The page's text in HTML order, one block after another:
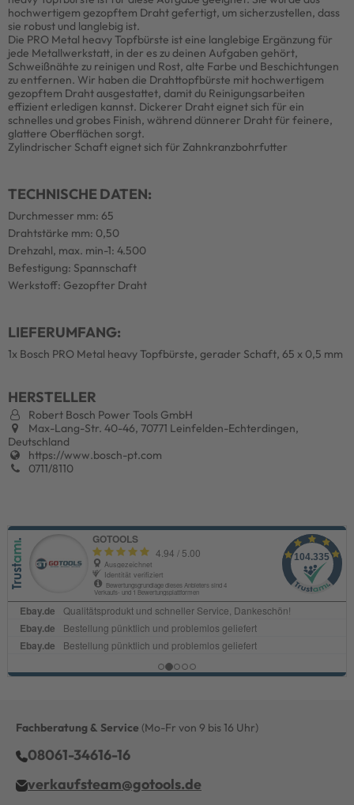
hochwertigem gezopftem Draht gefertigt, um sicherzustellen, dass
sie robust und langlebig ist.
Die PRO Metal heavy Topfbürste ist eine langlebige Ergänzung für
jede Metallwerkstatt, in der es zu deinen Aufgaben gehört,
Schweißnähte zu reinigen und Rost, alte Farbe und Beschichtungen
zu entfernen. Wir haben die Drahttopfbürste mit hochwertigem
gezopftem Draht ausgestattet, damit du Reinigungsarbeiten
effizient erledigen kannst. Dickerer Draht eignet sich für ein
schnelles und grobes Finish, während dünnerer Draht für feinere,
glattere Oberflächen sorgt.
Zylindrischer Schaft eignet sich für Zahnkranzbohrfutter
TECHNISCHE DATEN:
Durchmesser mm: 65
Drahtstärke mm: 0,50
Drehzahl, max. min-1: 4.500
Befestigung: Spannschaft
Werkstoff: Gezopfter Draht
LIEFERUMFANG:
1x Bosch PRO Metal heavy Topfbürste, gerader Schaft, 65 x 0,5 mm
HERSTELLER
Robert Bosch Power Tools GmbH
Max-Lang-Str. 40-46, 70771 Leinfelden-Echterdingen,
Deutschland
https://www.bosch-pt.com
0711/8110
Fachberatung & Service (Mo-Fr von 9 bis 16 Uhr)
08061-34616-16
verkaufsteam@gotools.de